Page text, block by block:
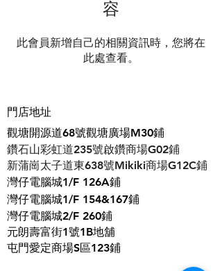
容
此會員新增自己的相關資訊時，您將在
此處查看。
門店地址
觀塘開源道68號觀塘廣場M30鋪
鑽石山彩虹道235號啟鑽商場G02鋪
​新蒲崗太子道東638號Mikiki商場G12C鋪
灣仔電腦城1/F 126A鋪
灣仔電腦城1/F 154&167鋪
灣仔電腦城2/F 260鋪
元朗壽富街1號1B地舖
屯門愛定商場S區123鋪